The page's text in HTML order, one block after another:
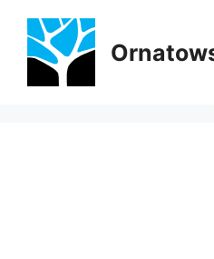
treści